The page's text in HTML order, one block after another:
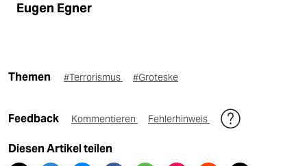
Eugen Egner
Themen #Terrorismus #Groteske
Feedback Kommentieren Fehlerhinweis
Diesen Artikel teilen